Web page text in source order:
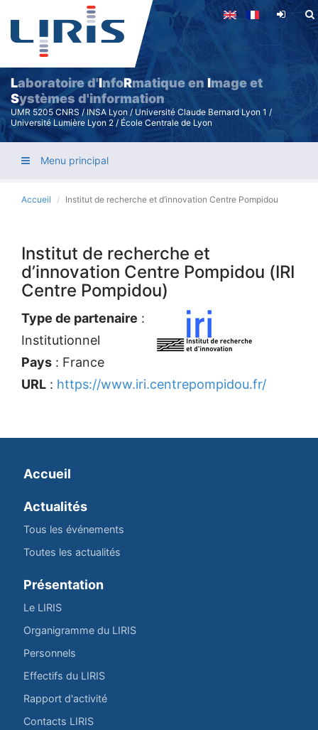
Aller
contenu
principal
Laboratoire d'InfoRmatique en Image et
Systèmes d'information
UMR 5205 CNRS / INSA Lyon / Université Claude Bernard Lyon 1 /
Université Lumière Lyon 2 / École Centrale de Lyon
Menu principal
Accueil Institut de recherche et d’innovation Centre Pompidou
Institut de recherche et
d’innovation Centre Pompidou (IRI
Centre Pompidou)
Type de partenaire :
Institutionnel
Pays : France
URL : https://www.iri.centrepompidou.fr/
Accueil
Actualités
Tous les événements
Toutes les actualités
Présentation
Le LIRIS
Organigramme du LIRIS
Personnels
Effectifs du LIRIS
Rapport d'activité
Contacts LIRIS